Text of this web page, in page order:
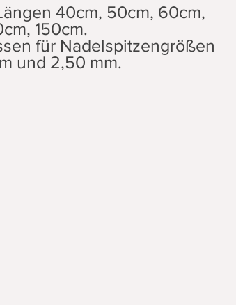
40cm, 50cm, 60cm,
150cm.
für Nadelspitzengrößen
und 2,50 mm.